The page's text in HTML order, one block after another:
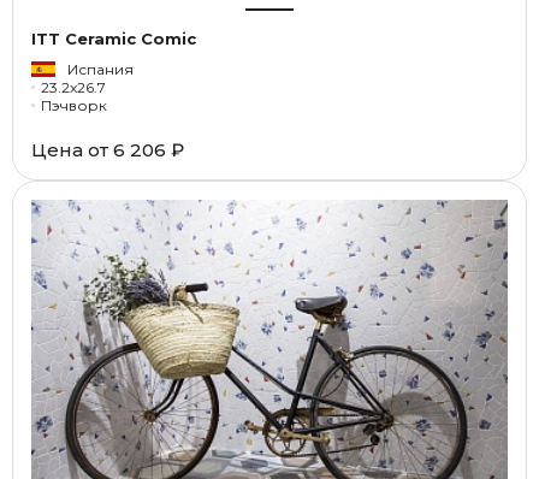
ITT Ceramic Comic
Испания
23.2x26.7
Пэчворк
Цена от 6 206 ₽